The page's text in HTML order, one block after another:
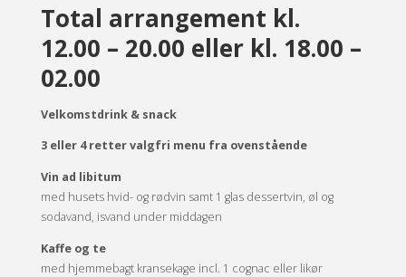
Total arrangement kl.
12.00 – 20.00 eller kl. 18.00 –
02.00
Velkomstdrink & snack
3 eller 4 retter valgfri menu fra ovenstående
Vin ad libitum
med husets hvid- og rødvin samt 1 glas dessertvin, øl og
sodavand, isvand under middagen
Kaffe og te
med hjemmebagt kransekage incl. 1 cognac eller likør